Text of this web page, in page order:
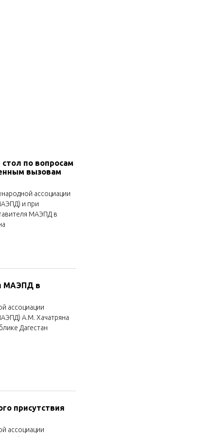
стол по вопросам
вызовам
ассоциации
и при
МАЭПД в
МАЭПД в
ассоциации
А.М. Хачатряна
Дагестан
присутствия
ассоциации